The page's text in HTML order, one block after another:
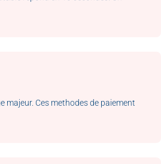
Ces methodes de paiement